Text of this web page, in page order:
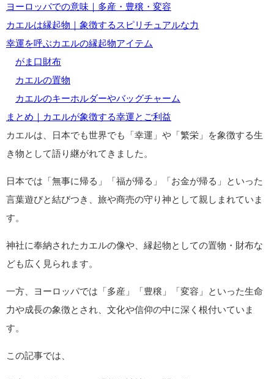
ヨーロッパでの意味｜多産・豊穣・変容
カエルは縁起物｜象徴するスピリチュアルな力
幸運を呼ぶカエルの縁起物アイテム
がま口財布
カエルの置物
カエルのキーホルダーやバッグチャーム
まとめ｜カエルが象徴する幸運とご利益
カエルは、日本でも世界でも「幸運」や「繁栄」を象徴する生
き物として語り継がれてきました。
日本では「無事に帰る」「福が帰る」「お金が帰る」といった
言葉遊びと結びつき、旅や商売の守り神として親しまれていま
す。
神社に奉納されたカエルの像や、縁起物としての置物・財布な
ども広く見られます。
一方、ヨーロッパでは「多産」「豊穣」「変容」といった生命
力や成長の象徴とされ、文化や信仰の中に深く根付いていま
す。
この記事では、